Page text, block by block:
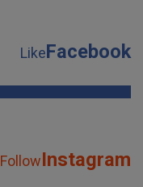
LikeFacebook
FollowInstagram